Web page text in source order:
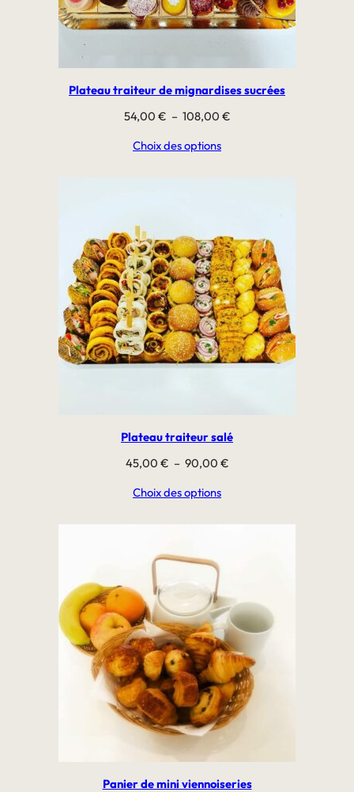
Plateau traiteur de mignardises sucrées
54,00 € – 108,00 €Plage
Choix des options
Plateau traiteur salé
45,00 € – 90,00 €Plage
45,00 €
Choix des options
Panier de mini viennoiseries